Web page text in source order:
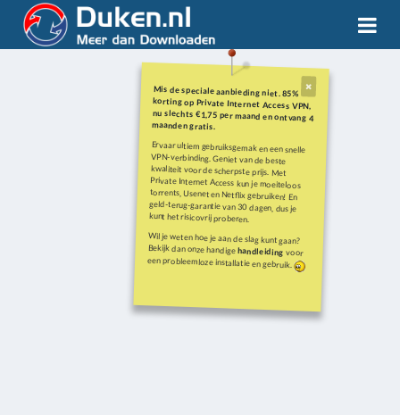
Mis de speciale aanbieding niet. 85%
korting op Private Internet Access VPN,
nu slechts €1,75 per maand en ontvang 4
maanden gratis.
Ervaar ultiem gebruiksgemak en een snelle
VPN-verbinding. Geniet van de beste
kwaliteit voor de scherpste prijs. Met
Private Internet Access kun je moeiteloos
torrents, Usenet en Netflix gebruiken! En
geld-terug-garantie van 30 dagen, dus je
kunt het risicovrij proberen.
Wil je weten hoe je aan de slag kunt gaan?
Bekijk dan onze handigehandleiding voor
een probleemloze installatie en gebruik.